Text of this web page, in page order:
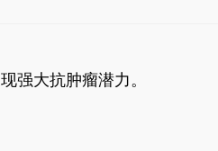
强大抗肿瘤潜力。